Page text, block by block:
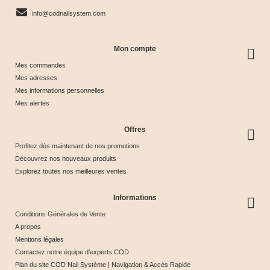
info@codnailsystem.com
Mon compte
Mes commandes
Mes adresses
Mes informations personnelles
Mes alertes
Offres
Profitez dès maintenant de nos promotions
Découvrez nos nouveaux produits
Explorez toutes nos meilleures ventes
Informations
Conditions Générales de Vente
A propos
Mentions légales
Contactez notre équipe d'experts COD
Plan du site COD Nail Système | Navigation & Accès Rapide